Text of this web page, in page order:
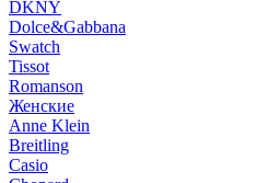
DKNY
Dolce&Gabbana
Swatch
Tissot
Romanson
Женские
Anne Klein
Breitling
Casio